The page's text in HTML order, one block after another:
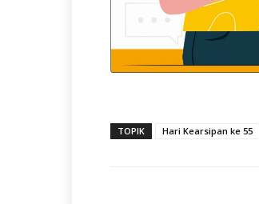
TOPIK Hari Kearsipan ke 55